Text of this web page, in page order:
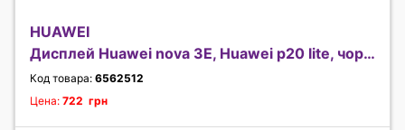
HUAWEI
Дисплей Huawei nova 3E, Huawei p20 lite, чорний
Код товара: 6562512
Цена: 722 грн